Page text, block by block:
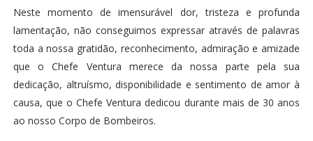
Neste momento de imensurável dor, tristeza e profunda
lamentação, não conseguimos expressar através de palavras
toda a nossa gratidão, reconhecimento, admiração e amizade
que o Chefe Ventura merece da nossa parte pela sua
dedicação, altruísmo, disponibilidade e sentimento de amor à
causa, que o Chefe Ventura dedicou durante mais de 30 anos
ao nosso Corpo de Bombeiros.